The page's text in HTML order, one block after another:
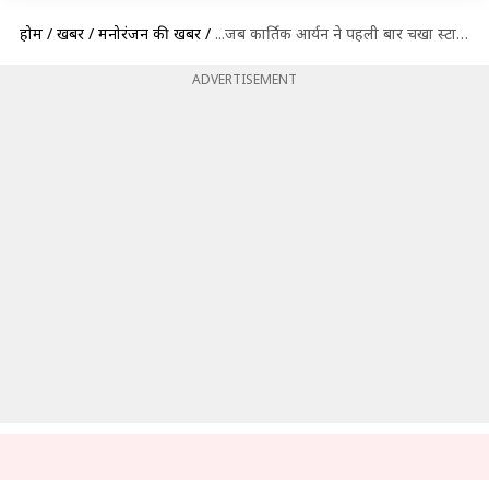
होम / खबरें / मनोरंजन की खबरें / ...जब कार्तिक आर्यन ने पहली बार चखा स्टारडम का स्वाद, घर छोड़ भाग खड़े हुए अभिनेता
ADVERTISEMENT